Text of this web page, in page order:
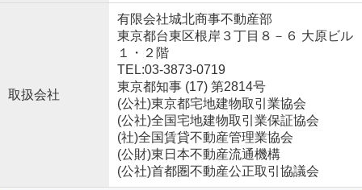
取扱会社
有限会社城北商事不動産部
東京都台東区根岸３丁目８－６ 大原ビル
１・２階
TEL:03-3873-0719
東京都知事 (17) 第2814号
(公社)東京都宅地建物取引業協会
(公社)全国宅地建物取引業保証協会
(社)全国賃貸不動産管理業協会
(公財)東日本不動産流通機構
(公社)首都圏不動産公正取引協議会